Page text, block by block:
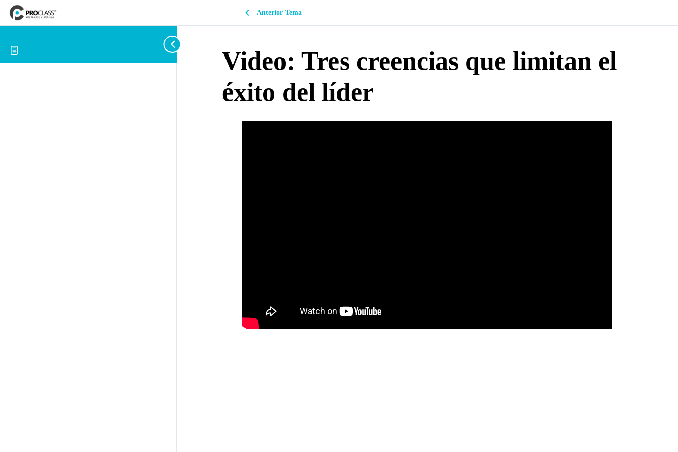
Anterior Tema
Video: Tres creencias que limitan el
éxito del líder